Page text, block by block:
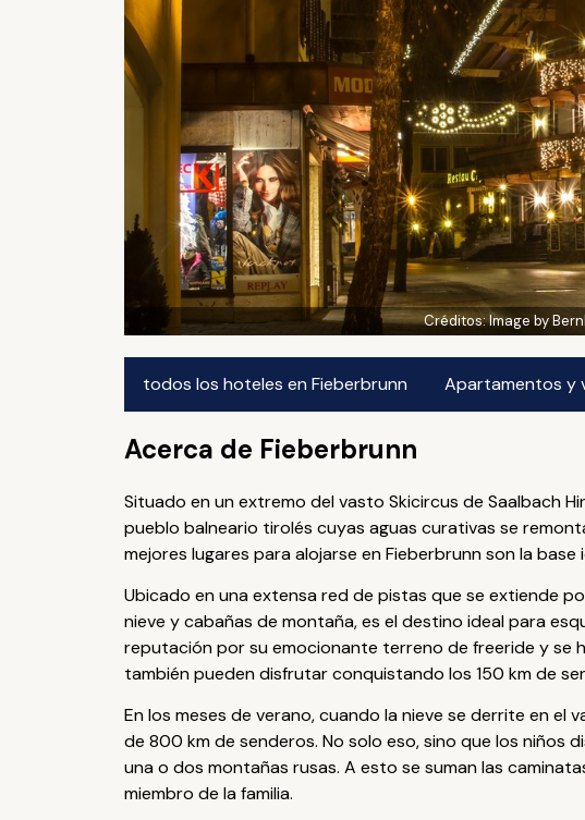
Créditos:Image by
todos los hoteles en Fieberbrunn Apartamentos y
Acerca de Fieberbrunn
Situado en un extremo del vasto Skicircus de Saalbach
pueblo balneario tirolés cuyas aguas curativas se
mejores lugares para alojarse en Fieberbrunn son la
Ubicado en una extensa red de pistas que se extiende
nieve y cabañas de montaña, es el destino ideal para
reputación por su emocionante terreno de freeride y se
también pueden disfrutar conquistando los 150 km de
En los meses de verano, cuando la nieve se derrite en el
de 800 km de senderos. No solo eso, sino que los niños
una o dos montañas rusas. A esto se suman las
miembro de la familia.